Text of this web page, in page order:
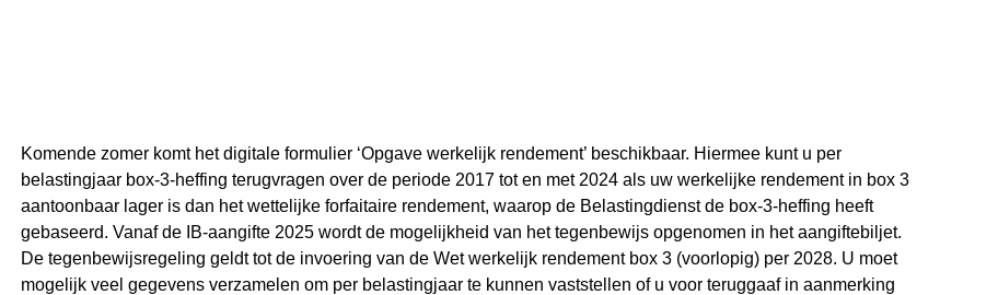
Komende zomer komt het digitale formulier ‘Opgave werkelijk rendement’ beschikbaar. Hiermee kunt u per
belastingjaar box-3-heffing terugvragen over de periode 2017 tot en met 2024 als uw werkelijke rendement in box 3
aantoonbaar lager is dan het wettelijke forfaitaire rendement, waarop de Belastingdienst de box-3-heffing heeft
gebaseerd. Vanaf de IB-aangifte 2025 wordt de mogelijkheid van het tegenbewijs opgenomen in het aangiftebiljet.
De tegenbewijsregeling geldt tot de invoering van de Wet werkelijk rendement box 3 (voorlopig) per 2028. U moet
mogelijk veel gegevens verzamelen om per belastingjaar te kunnen vaststellen of u voor teruggaaf in aanmerking